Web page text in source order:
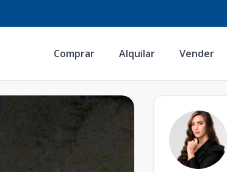
Comprar Alquilar Vender